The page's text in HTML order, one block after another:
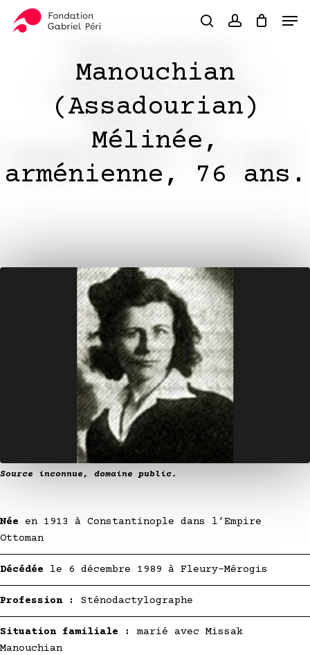
searchaccount
Panier
Manouchian
(Assadourian)
Mélinée,
arménienne, 76 ans.
Source inconnue, domaine public.
Née en 1913 à Constantinople dans l’Empire
Ottoman
Décédée le 6 décembre 1989 à Fleury-Mérogis
Profession : Sténodactylographe
Situation familiale :marié avec Missak
Manouchian